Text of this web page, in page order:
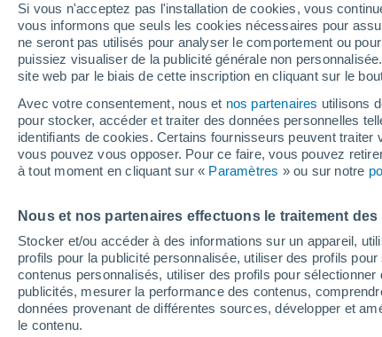
Si vous n'acceptez pas l'installation de cookies, vous
vous informons que seuls les cookies nécessaires pour
ne seront pas utilisés pour analyser le comportement ou
puissiez visualiser de la publicité générale non
site web par le biais de cette inscription en cliquant sur le
Avec votre consentement, nous et nos partenaires utilisons
pour stocker, accéder et traiter des données personnelles
identifiants de cookies. Certains fournisseurs peuvent
vous pouvez vous opposer. Pour ce faire, vous pouvez
à tout moment en cliquant sur « Paramètres » ou sur notre
Nous et nos partenaires effectuons le traitement
Stocker et/ou accéder à des informations sur un appareil,
profils pour la publicité personnalisée, utiliser des profils
contenus personnalisés, utiliser des profils pour
publicités, mesurer la performance des contenus,
données provenant de différentes sources, développer et
le contenu.